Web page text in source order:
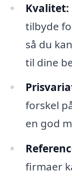
Kvalitet:
tilbyde
så du
til dine
forskel
en god
firmaer